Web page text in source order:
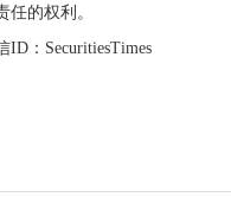
的权利。
：SecuritiesTimes